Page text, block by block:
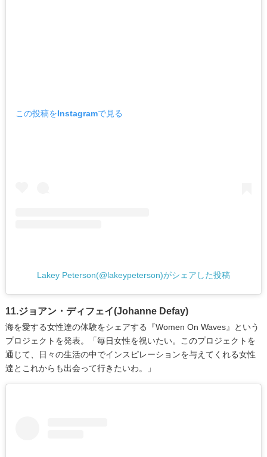
この投稿をInstagramで見る
Lakey Peterson(@lakeypeterson)がシェアした投稿
11.ジョアン・ディフェイ(Johanne Defay)
海を愛する女性達の体験をシェアする『Women On Waves』という
プロジェクトを発表。「毎日女性を祝いたい。このプロジェクトを
通じて、日々の生活の中でインスピレーションを与えてくれる女性
達とこれからも出会って行きたいわ。」